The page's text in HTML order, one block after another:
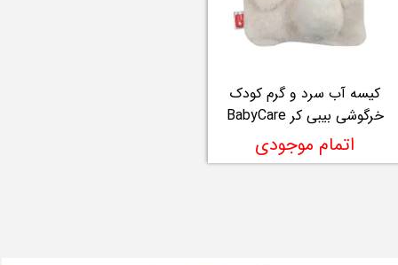
کیسه آب سرد و گرم کودک
خرگوشی بیبی کر BabyCare
اتمام موجودی